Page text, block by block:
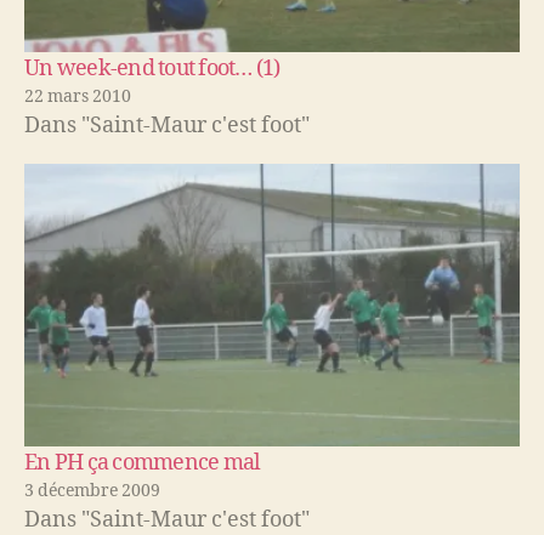
Un week-end tout foot… (1)
22 mars 2010
Dans "Saint-Maur c'est foot"
En PH ça commence mal
3 décembre 2009
Dans "Saint-Maur c'est foot"